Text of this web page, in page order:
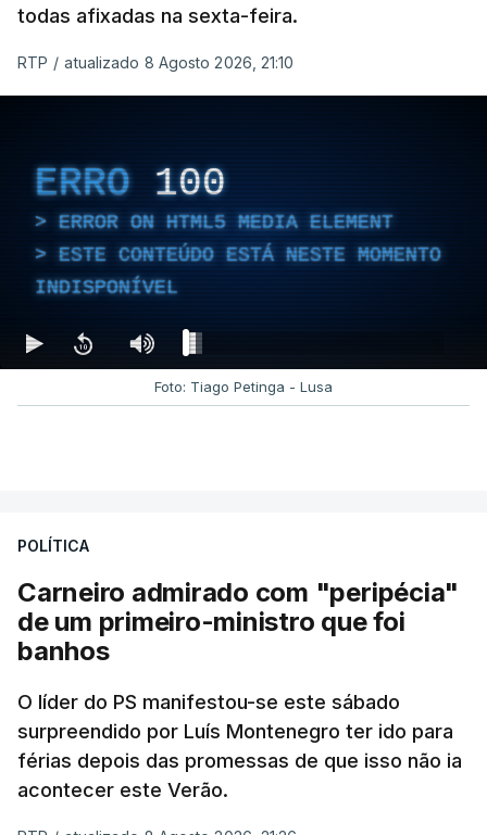
todas afixadas na sexta-feira.
RTP / atualizado 8 Agosto 2026, 21:10
ERRO 100
ERROR ON HTML5 MEDIA ELEMENT
ESTE CONTEÚDO ESTÁ NESTE MOMENTO
INDISPONÍVEL
Foto: Tiago Petinga - Lusa
POLÍTICA
Carneiro admirado com "peripécia"
de um primeiro-ministro que foi
banhos
O líder do PS manifestou-se este sábado
surpreendido por Luís Montenegro ter ido para
férias depois das promessas de que isso não ia
acontecer este Verão.